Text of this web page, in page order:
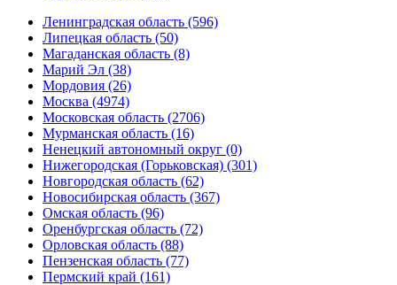
Ленинградская область (596)
Липецкая область (50)
Магаданская область (8)
Марий Эл (38)
Мордовия (26)
Москва (4974)
Московская область (2706)
Мурманская область (16)
Ненецкий автономный округ (0)
Нижегородская (Горьковская) (301)
Новгородская область (62)
Новосибирская область (367)
Омская область (96)
Оренбургская область (72)
Орловская область (88)
Пензенская область (77)
Пермский край (161)